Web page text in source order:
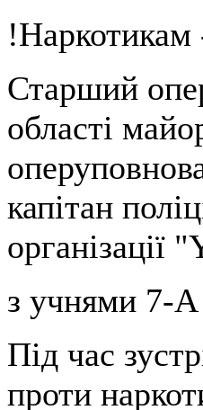
!Наркотикам
Старший
області
капітан
організації
з учнями 7-А
Під час
проти